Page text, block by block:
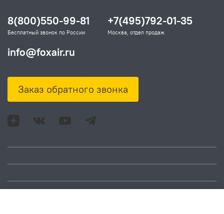
Адрес: Москва, ул.
8(800)550-99-81
Бесплатный звонок по России
+7(495)792-01-35
Москва, отдел продаж
info@foxair.ru
Заказ обратного звонка